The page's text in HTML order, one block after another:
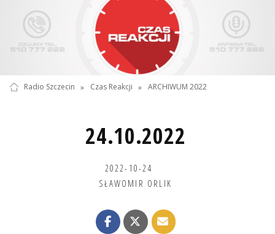
Radio Szczecin » Czas Reakcji » ARCHIWUM 2022
24.10.2022
2022-10-24
SŁAWOMIR ORLIK